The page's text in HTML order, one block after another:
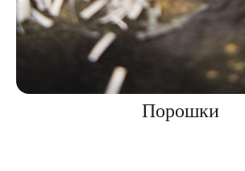
Порошки